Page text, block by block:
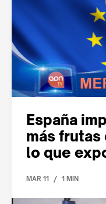
España
más
lo que
MAR 11 / 1 MIN